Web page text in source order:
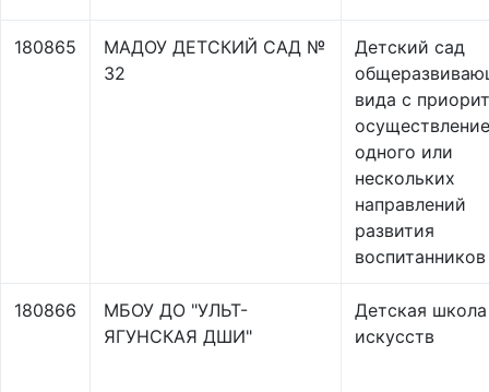
180865
МАДОУ ДЕТСКИЙ САД №
32
Детский сад
вида с
одного или
нескольких
направлений
развития
воспитанников
180866
МБОУ ДО "УЛЬТ-
ЯГУНСКАЯ ДШИ"
Детская школа
искусств